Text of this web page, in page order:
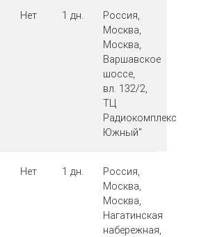
Нет 1 дн.
Россия,
Москва,
Москва,
Варшавское
шоссе,
вл. 132/2,
ТЦ
Радиокомплекс
Южный"
Нет 1 дн.
Россия,
Москва,
Москва,
Нагатинская
набережная,